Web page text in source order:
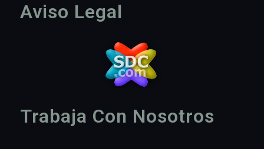
Aviso Legal
Trabaja Con Nosotros